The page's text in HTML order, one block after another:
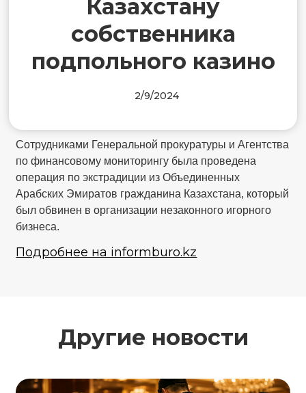
Казахстану
собственника
подпольного казино
2/9/2024
Сотрудниками Генеральной прокуратуры и Агентства
по финансовому мониторингу была проведена
операция по экстрадиции из Объединенных
Арабских Эмиратов гражданина Казахстана, который
был обвинен в организации незаконного игорного
бизнеса.
Подробнее на informburo.kz
Другие новости